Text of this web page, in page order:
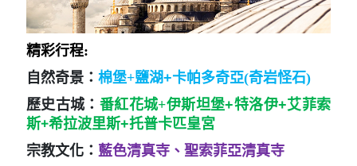
精彩行程:
自然奇景： 棉堡+鹽湖+卡帕多奇亞(奇岩怪石)
歷史古城： 番紅花城+伊斯坦堡+特洛伊+艾菲索
斯+希拉波里斯+托普卡匹皇宮
宗教文化： 藍色清真寺、聖索菲亞清真寺